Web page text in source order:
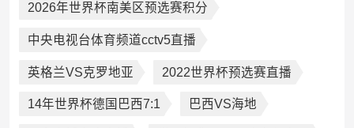
2026年世界杯南美区预选赛积分
中央电视台体育频道cctv5直播
英格兰VS克罗地亚 2022世界杯预选赛直播
14年世界杯德国巴西7:1 巴西VS海地